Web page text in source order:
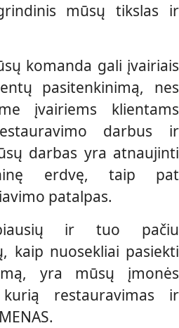
mūsų tikslas ir
komanda gali įvairiais
pasitenkinimą, nes
įvairiems klientams
darbus ir
darbas yra atnaujinti
erdvę, taip pat
patalpas.
ir tuo pačiu
kaip nuosekliai pasiekti
yra mūsų įmonės
restauravimas ir